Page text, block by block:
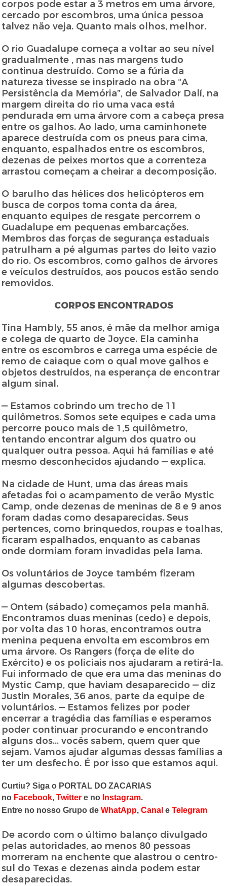
corpos pode estar a 3 metros em uma árvore,
cercado por escombros, uma única pessoa
talvez não veja. Quanto mais olhos, melhor.
O rio Guadalupe começa a voltar ao seu nível
gradualmente , mas nas margens tudo
continua destruído. Como se a fúria da
natureza tivesse se inspirado na obra “A
Persistência da Memória”, de Salvador Dalí, na
margem direita do rio uma vaca está
pendurada em uma árvore com a cabeça presa
entre os galhos. Ao lado, uma caminhonete
aparece destruída com os pneus para cima,
enquanto, espalhados entre os escombros,
dezenas de peixes mortos que a correnteza
arrastou começam a cheirar a decomposição.
O barulho das hélices dos helicópteros em
busca de corpos toma conta da área,
enquanto equipes de resgate percorrem o
Guadalupe em pequenas embarcações.
Membros das forças de segurança estaduais
patrulham a pé algumas partes do leito vazio
do rio. Os escombros, como galhos de árvores
e veículos destruídos, aos poucos estão sendo
removidos.
CORPOS ENCONTRADOS
Tina Hambly, 55 anos, é mãe da melhor amiga
e colega de quarto de Joyce. Ela caminha
entre os escombros e carrega uma espécie de
remo de caiaque com o qual move galhos e
objetos destruídos, na esperança de encontrar
algum sinal.
— Estamos cobrindo um trecho de 11
quilômetros. Somos sete equipes e cada uma
percorre pouco mais de 1,5 quilômetro,
tentando encontrar algum dos quatro ou
qualquer outra pessoa. Aqui há famílias e até
mesmo desconhecidos ajudando — explica.
Na cidade de Hunt, uma das áreas mais
afetadas foi o acampamento de verão Mystic
Camp, onde dezenas de meninas de 8 e 9 anos
foram dadas como desaparecidas. Seus
pertences, como brinquedos, roupas e toalhas,
ficaram espalhados, enquanto as cabanas
onde dormiam foram invadidas pela lama.
Os voluntários de Joyce também fizeram
algumas descobertas.
— Ontem (sábado) começamos pela manhã.
Encontramos duas meninas (cedo) e depois,
por volta das 10 horas, encontramos outra
menina pequena envolta em escombros em
uma árvore. Os Rangers (força de elite do
Exército) e os policiais nos ajudaram a retirá-la.
Fui informado de que era uma das meninas do
Mystic Camp, que haviam desaparecido — diz
Justin Morales, 36 anos, parte da equipe de
voluntários. — Estamos felizes por poder
encerrar a tragédia das famílias e esperamos
poder continuar procurando e encontrando
alguns dos... vocês sabem, quem quer que
sejam. Vamos ajudar algumas dessas famílias a
ter um desfecho. É por isso que estamos aqui.
Curtiu? Siga o PORTAL DO ZACARIAS
no Facebook,Twitter e no Instagram.
Entre no nosso Grupo deWhatApp,Canal eTelegram
De acordo com o último balanço divulgado
pelas autoridades, ao menos 80 pessoas
morreram na enchente que alastrou o centro-
sul do Texas e dezenas ainda podem estar
desaparecidas.